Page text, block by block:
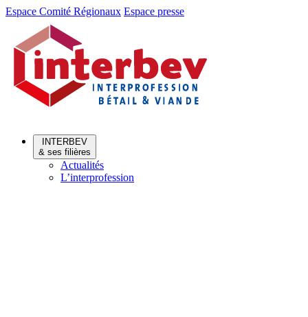
Aller
Aller
contenu
Espace Comité Régionaux Espace presse
INTERBEV
& ses filières
Actualités
L’interprofession